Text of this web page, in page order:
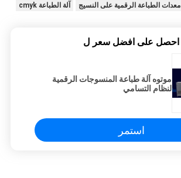
معدات الطباعة الرقمية على النسيج آلة الطباعة cmyk
احصل على افضل سعر ل
موتوه آلة طباعة المنسوجات الرقمية
لنظام التسامي
استمر